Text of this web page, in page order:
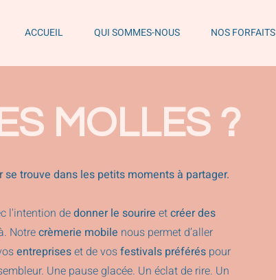
ACCUEIL QUI SOMMES-NOUS NOS FORFAITS
MOLLES ?
se trouve dans les petits moments à partager.
l'intention dedonner le sourire etcréer des
Notrecrèmerie mobile nous permet d’aller
entrepriseset de vosfestivals préférés pour
Une pause glacée. Un éclat de rire. Un